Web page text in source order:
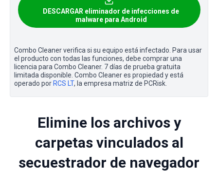
DESCARGAR eliminador de infecciones de
malware para Android
Combo Cleaner verifica si su equipo está infectado. Para usar
el producto con todas las funciones, debe comprar una
licencia para Combo Cleaner. 7 días de prueba gratuita
limitada disponible. Combo Cleaner es propiedad y está
operado por RCS LT, la empresa matriz de PCRisk.
Elimine los archivos y
carpetas vinculados al
secuestrador de navegador